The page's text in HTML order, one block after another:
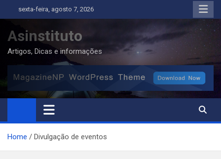
to
content
sexta-feira, agosto 7, 2026
Asinstituto
Artigos, Dicas e informações
Home Divulgação de eventos